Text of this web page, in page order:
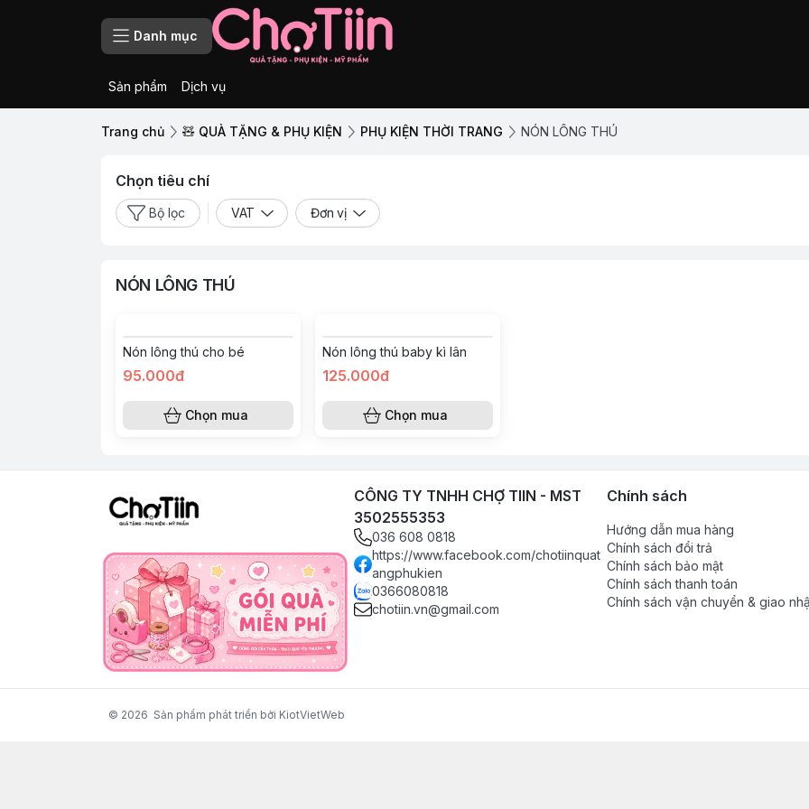
Danh mục
Sản phẩm Dịch vụ
Trang chủ 🧸 QUÀ TẶNG & PHỤ KIỆN PHỤ KIỆN THỜI TRANG NÓN LÔNG THÚ
Chọn tiêu chí
Bộ lọc VAT Đơn vị
NÓN LÔNG THÚ
Nón lông thú cho bé
95.000đ
Chọn mua
Nón lông thú baby kì lân
125.000đ
Chọn mua
CÔNG TY TNHH CHỢ TIIN - MST
3502555353
036 608 0818
https://www.facebook.com/chotiinquat
angphukien
0366080818
chotiin.vn@gmail.com
Chính sách
Hướng dẫn mua hàng
Chính sách đổi trả
Chính sách bảo mật
Chính sách thanh toán
Chính sách vận chuyển & giao
© 2026 Sản phẩm phát triển bởi KiotVietWeb